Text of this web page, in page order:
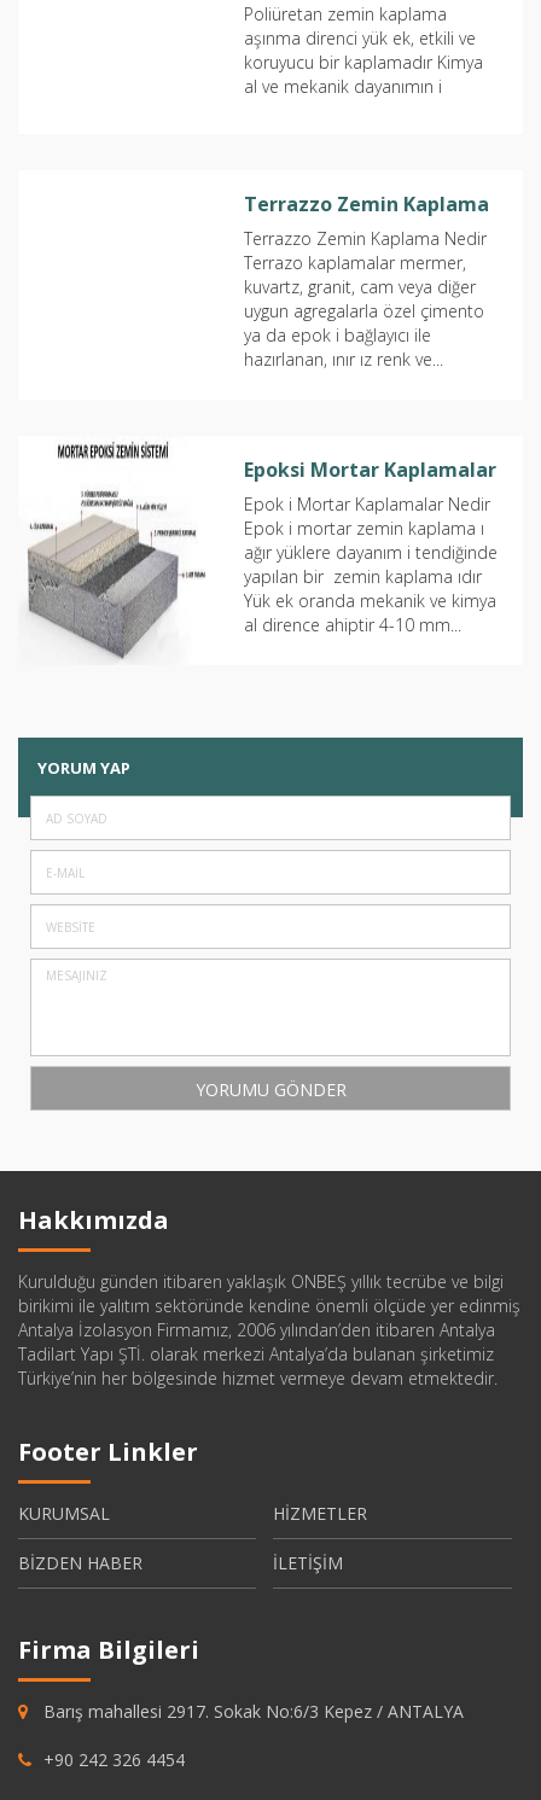
Poliüretan zemin kaplama
aşınma direnci yük ek, etkili ve
koruyucu bir kaplamadır Kimya
al ve mekanik dayanımın i
Terrazzo Zemin Kaplama
Terrazzo Zemin Kaplama Nedir
Terrazo kaplamalar mermer,
kuvartz, granit, cam veya diğer
uygun agregalarla özel çimento
ya da epok i bağlayıcı ile
hazırlanan, ınır ız renk ve...
Epoksi Mortar Kaplamalar
Epok i Mortar Kaplamalar Nedir
Epok i mortar zemin kaplama ı
ağır yüklere dayanım i tendiğinde
yapılan bir zemin kaplama ıdır
Yük ek oranda mekanik ve kimya
al dirence ahiptir 4-10 mm...
YORUM YAP
Hakkımızda
Kurulduğu günden itibaren yaklaşık ONBEŞ yıllık tecrübe ve bilgi
birikimi ile yalıtım sektöründe kendine önemli ölçüde yer edinmiş
Antalya İzolasyon Firmamız, 2006 yılından’den itibaren Antalya
Tadilart Yapı ŞTİ. olarak merkezi Antalya’da bulanan şirketimiz
Türkiye’nin her bölgesinde hizmet vermeye devam etmektedir.
Footer Linkler
KURUMSAL HİZMETLER
BİZDEN HABER İLETİŞİM
Firma Bilgileri
Barış mahallesi 2917. Sokak No:6/3 Kepez / ANTALYA
+90 242 326 4454